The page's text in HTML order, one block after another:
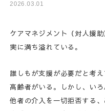
2026.03.01
ケアマネジメント（対人援
実に満ち溢れている。
誰しもが支援が必要だと考
高齢者がいる。しかし、い
他者の介入を一切拒否する